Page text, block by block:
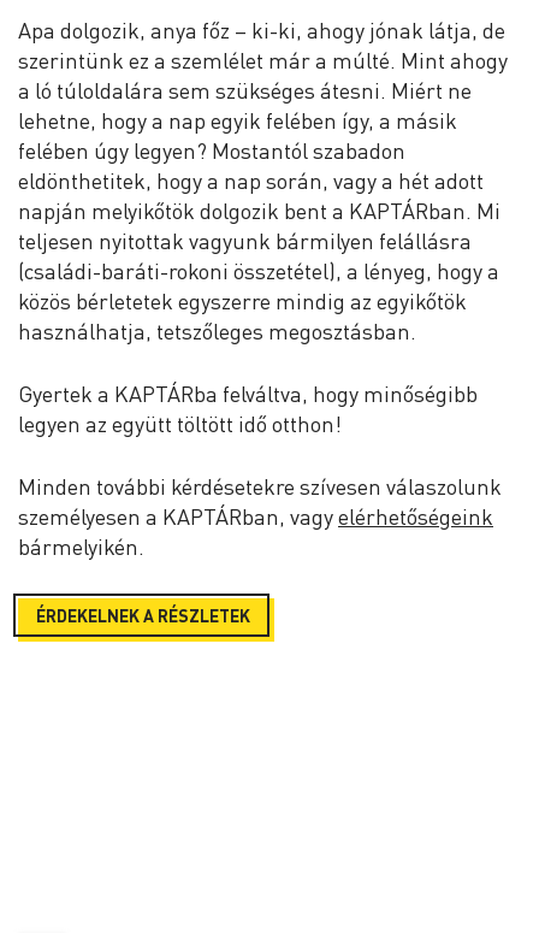
Apa dolgozik, anya főz – ki-ki, ahogy jónak látja, de
szerintünk ez a szemlélet már a múlté. Mint ahogy
a ló túloldalára sem szükséges átesni. Miért ne
lehetne, hogy a nap egyik felében így, a másik
felében úgy legyen? Mostantól szabadon
eldönthetitek, hogy a nap során, vagy a hét adott
napján melyikőtök dolgozik bent a KAPTÁRban. Mi
teljesen nyitottak vagyunk bármilyen felállásra
(családi-baráti-rokoni összetétel), a lényeg, hogy a
közös bérletetek egyszerre mindig az egyikőtök
használhatja, tetszőleges megosztásban.
Gyertek a KAPTÁRba felváltva, hogy minőségibb
legyen az együtt töltött idő otthon!
Minden további kérdésetekre szívesen válaszolunk
személyesen a KAPTÁRban, vagyelérhetőségeink
bármelyikén.
ÉRDEKELNEK A RÉSZLETEK